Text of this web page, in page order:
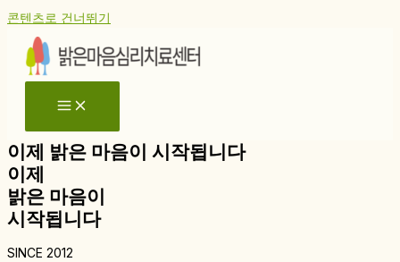
콘텐츠로 건너뛰기
이제 밝은 마음이 시작됩니다
이제
밝은 마음이
시작됩니다
SINCE 2012